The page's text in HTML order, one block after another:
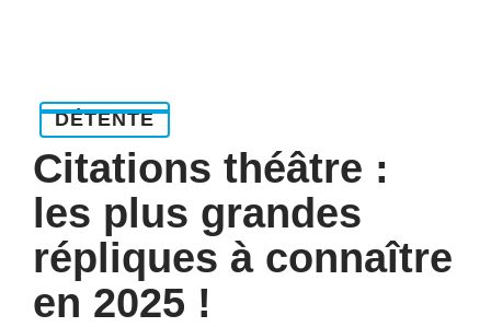
DÉTENTE
Citations théâtre :
les plus grandes
répliques à connaître
en 2025 !